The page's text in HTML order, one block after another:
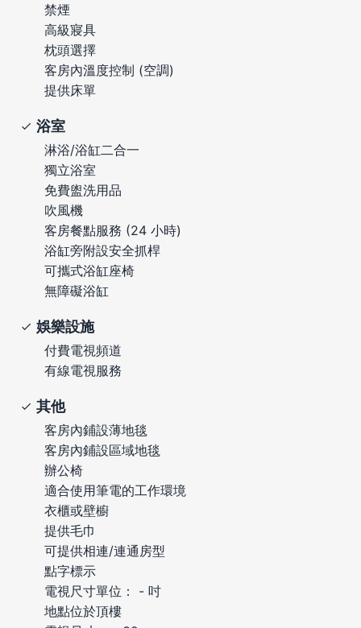
禁煙
高級寢具
枕頭選擇
客房內溫度控制 (空調)
提供床單
浴室
淋浴/浴缸二合一
獨立浴室
免費盥洗用品
吹風機
客房餐點服務 (24 小時)
浴缸旁附設安全抓桿
可攜式浴缸座椅
無障礙浴缸
娛樂設施
付費電視頻道
有線電視服務
其他
客房內鋪設薄地毯
客房內鋪設區域地毯
辦公椅
適合使用筆電的工作環境
衣櫃或壁櫥
提供毛巾
可提供相連/連通房型
點字標示
電視尺寸單位： - 吋
地點位於頂樓